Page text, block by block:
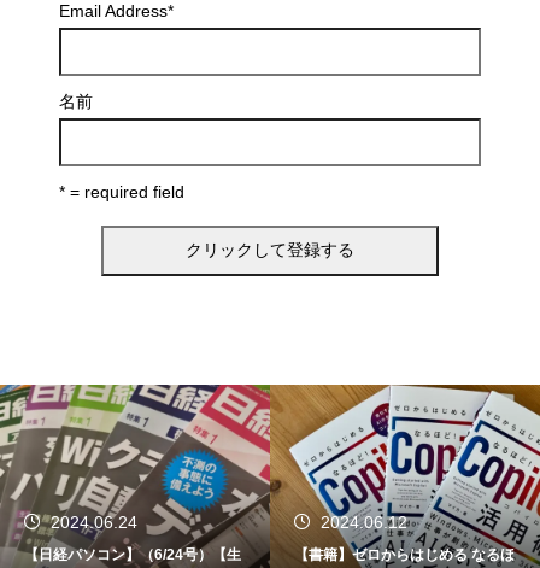
Email Address*
名前
* = required field
2024.06.12
【書籍】ゼロからはじめる なるほ
2024.06.04
「タレントパワーランキング202